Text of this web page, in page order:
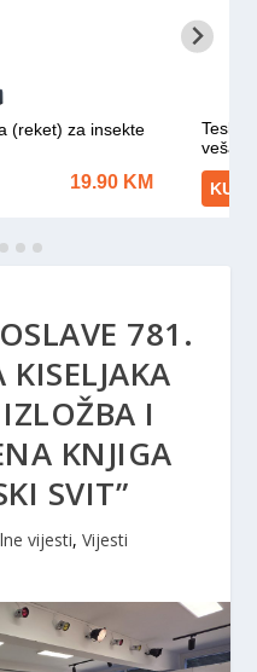
781.
I
KNJIGA
SVIT”
vijesti, Vijesti